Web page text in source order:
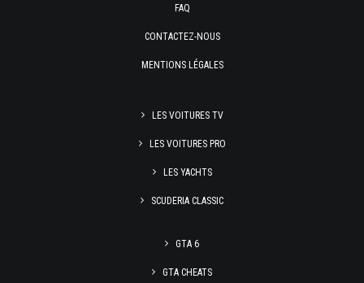
FAQ
CONTACTEZ-NOUS
MENTIONS LÉGALES
LES VOITURES TV
LES VOITURES PRO
LES YACHTS
SCUDERIA CLASSIC
GTA 6
GTA CHEATS